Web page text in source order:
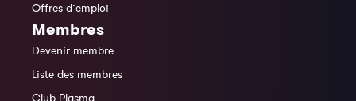
Offres d’emploi
Membres
Devenir membre
Liste des membres
Club Plasma